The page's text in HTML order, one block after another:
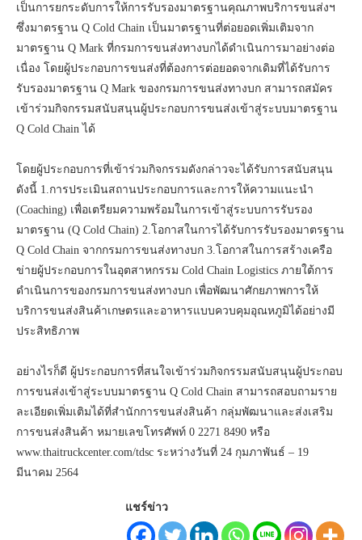
เป็นการยกระดับการให้การรับรองมาตรฐานคุณภาพบริการขนส่งฯ
ซึ่งมาตรฐาน Q Cold Chain เป็นมาตรฐานที่ต่อยอดเพิ่มเติมจาก
มาตรฐาน Q Mark ที่กรมการขนส่งทางบกได้ดำเนินการมาอย่างต่อ
เนื่อง โดยผู้ประกอบการขนส่งที่ต้องการต่อยอดจากเดิมที่ได้รับการ
รับรองมาตรฐาน Q Mark ของกรมการขนส่งทางบก สามารถสมัคร
เข้าร่วมกิจกรรมสนับสนุนผู้ประกอบการขนส่งเข้าสู่ระบบมาตรฐาน
Q Cold Chain ได้
โดยผู้ประกอบการที่เข้าร่วมกิจกรรมดังกล่าวจะได้รับการสนับสนุน
ดังนี้ 1.การประเมินสถานประกอบการและการให้ความแนะนำ
(Coaching) เพื่อเตรียมความพร้อมในการเข้าสู่ระบบการรับรอง
มาตรฐาน (Q Cold Chain) 2.โอกาสในการได้รับการรับรองมาตรฐาน
Q Cold Chain จากกรมการขนส่งทางบก 3.โอกาสในการสร้างเครือ
ข่ายผู้ประกอบการในอุตสาหกรรม Cold Chain Logistics ภายใต้การ
ดำเนินการของกรมการขนส่งทางบก เพื่อพัฒนาศักยภาพการให้
บริการขนส่งสินค้าเกษตรและอาหารแบบควบคุมอุณหภูมิได้อย่างมี
ประสิทธิภาพ
อย่างไรก็ดี ผู้ประกอบการที่สนใจเข้าร่วมกิจกรรมสนับสนุนผู้ประกอบ
การขนส่งเข้าสู่ระบบมาตรฐาน Q Cold Chain สามารถสอบถามราย
ละเอียดเพิ่มเติมได้ที่สำนักการขนส่งสินค้า กลุ่มพัฒนาและส่งเสริม
การขนส่งสินค้า หมายเลขโทรศัพท์ 0 2271 8490 หรือ
www.thaitruckcenter.com/tdsc ระหว่างวันที่ 24 กุมภาพันธ์ – 19
มีนาคม 2564
แชร์ข่าว